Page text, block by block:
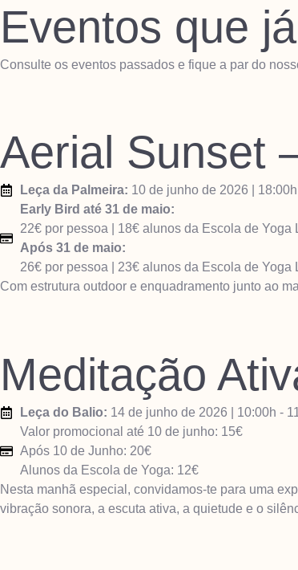
Eventos que
Consulte os eventos passados e fique a par do
Aerial Sunset
Leça da Palmeira: 10 de junho de 2026 | 18:00h
Early Bird até 31 de maio:
22€ por pessoa | 18€ alunos da Escola de Yoga
Após 31 de maio:
26€ por pessoa | 23€ alunos da Escola de Yoga
Com estrutura outdoor e enquadramento junto ao
Meditação
Leça do Balio: 14 de junho de 2026 | 10:00h -
Valor promocional até 10 de junho: 15€
Após 10 de Junho: 20€
Alunos da Escola de Yoga: 12€
Nesta manhã especial, convidamos-te para uma
vibração sonora, a escuta ativa, a quietude e o